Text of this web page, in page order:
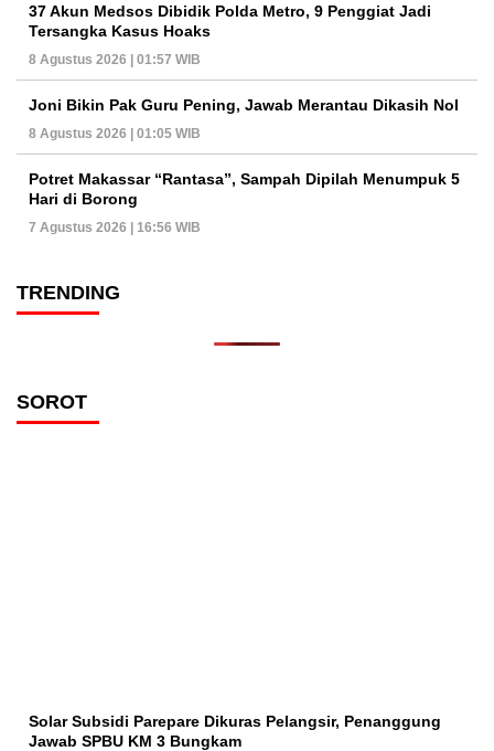
37 Akun Medsos Dibidik Polda Metro, 9 Penggiat Jadi
Tersangka Kasus Hoaks
8 Agustus 2026 | 01:57 WIB
Joni Bikin Pak Guru Pening, Jawab Merantau Dikasih Nol
8 Agustus 2026 | 01:05 WIB
Potret Makassar “Rantasa”, Sampah Dipilah Menumpuk 5
Hari di Borong
7 Agustus 2026 | 16:56 WIB
TRENDING
SOROT
Solar Subsidi Parepare Dikuras Pelangsir, Penanggung
Jawab SPBU KM 3 Bungkam